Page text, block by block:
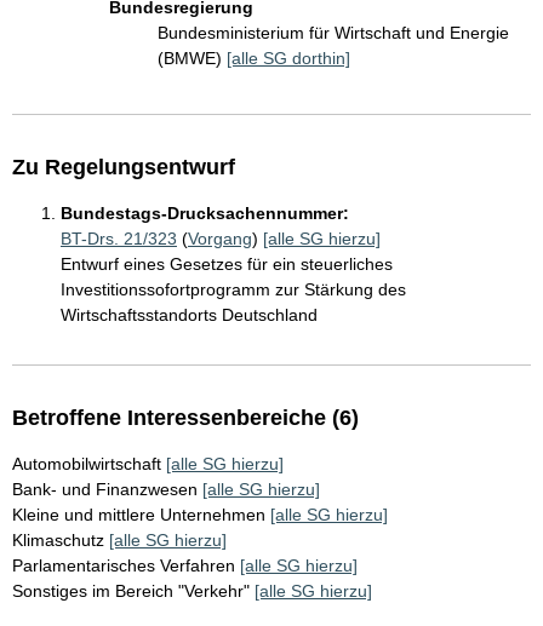
Bundesregierung
Bundesministerium für Wirtschaft und Energie
(BMWE) [alle SG dorthin]
Zu Regelungsentwurf
Bundestags-Drucksachennummer:
BT-Drs. 21/323 (Vorgang) [alle SG hierzu]
Entwurf eines Gesetzes für ein steuerliches
Investitionssofortprogramm zur Stärkung des
Wirtschaftsstandorts Deutschland
Betroffene Interessenbereiche (6)
Automobilwirtschaft [alle SG hierzu]
Bank- und Finanzwesen [alle SG hierzu]
Kleine und mittlere Unternehmen [alle SG hierzu]
Klimaschutz [alle SG hierzu]
Parlamentarisches Verfahren [alle SG hierzu]
Sonstiges im Bereich "Verkehr" [alle SG hierzu]